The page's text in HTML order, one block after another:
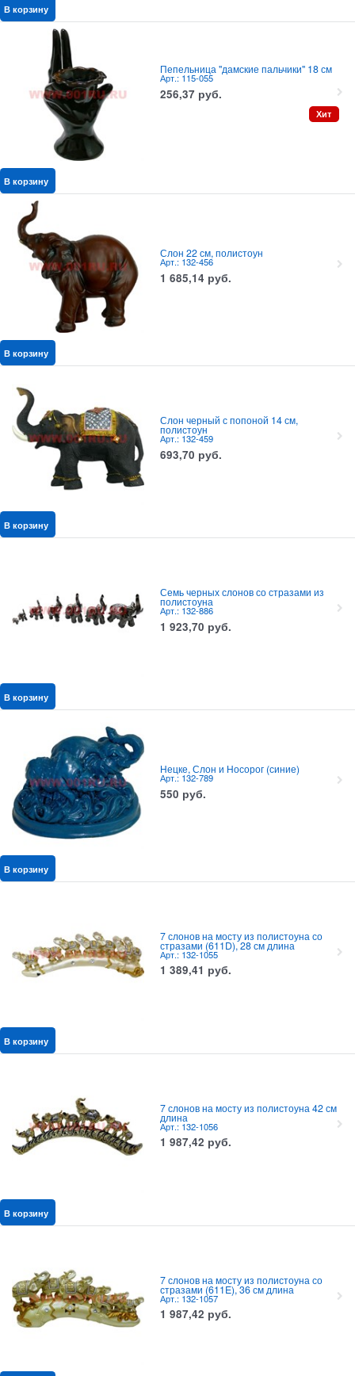
В корзину
Пепельница "дамские пальчики" 18 см
Арт.: 115-055
256,37 руб.
Хит
В корзину
Слон 22 см, полистоун
Арт.: 132-456
1 685,14 руб.
В корзину
Слон черный с попоной 14 см,
полистоун
Арт.: 132-459
693,70 руб.
В корзину
Семь черных слонов со стразами из
полистоуна
Арт.: 132-886
1 923,70 руб.
В корзину
Нецке, Слон и Носорог (синие)
Арт.: 132-789
550 руб.
В корзину
7 слонов на мосту из полистоуна со
стразами (611D), 28 см длина
Арт.: 132-1055
1 389,41 руб.
В корзину
7 слонов на мосту из полистоуна 42 см
длина
Арт.: 132-1056
1 987,42 руб.
В корзину
7 слонов на мосту из полистоуна со
стразами (611E), 36 см длина
Арт.: 132-1057
1 987,42 руб.